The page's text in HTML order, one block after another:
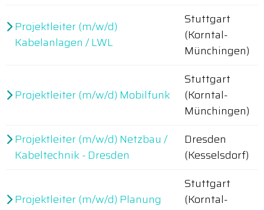
Projektleiter (m/w/d)
Kabelanlagen / LWL
Stuttgart
(Korntal-
Münchingen)
Projektleiter (m/w/d) Mobilfunk
Stuttgart
(Korntal-
Münchingen)
Projektleiter (m/w/d) Netzbau /
Kabeltechnik - Dresden
Dresden
(Kesselsdorf)
Projektleiter (m/w/d) Planung
Stuttgart
(Korntal-